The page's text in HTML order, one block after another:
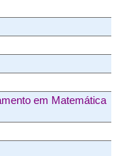
em Matemática